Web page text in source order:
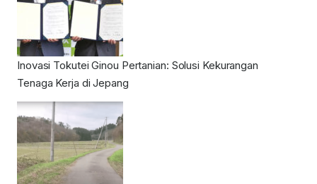
Inovasi Tokutei Ginou Pertanian: Solusi Kekurangan
Tenaga Kerja di Jepang